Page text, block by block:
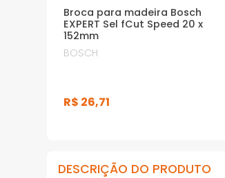
Broca para madeira Bosch
EXPERT Sel fCut Speed 20 x
152mm
BOSCH
R$ 26,71
DESCRIÇÃO DO PRODUTO